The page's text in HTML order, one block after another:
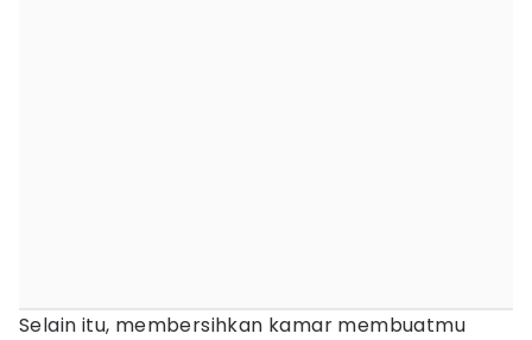
Selain itu, membersihkan kamar membuatmu